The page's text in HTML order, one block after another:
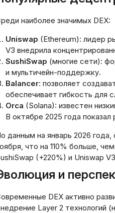
наиболее значимых DEX:
Uniswap (Ethereum): лидер
V3 внедрила
SushiSwap (многие сети):
и мультичейн-поддержку.
Balancer: позволяет
обеспечивает гибкость для
Orca (Solana): известен
В октябре 2025 года
данным на январь 2026
что на 110% больше,
(+220%) и Uniswap
и
DEX активно
Layer 2 технологий